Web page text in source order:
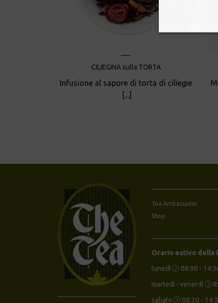
CILIEGINA sulla TORTA
Infusione al sapore di torta di ciliegie
[...]
Tea Ambassador
Shop
Orario estivo della
lunedì 🕝 08:30 -
martedì - venerdì 🕝
sabato 🕝 08:30 -